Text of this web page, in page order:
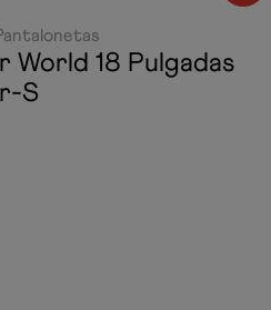
18 Pulgadas
S